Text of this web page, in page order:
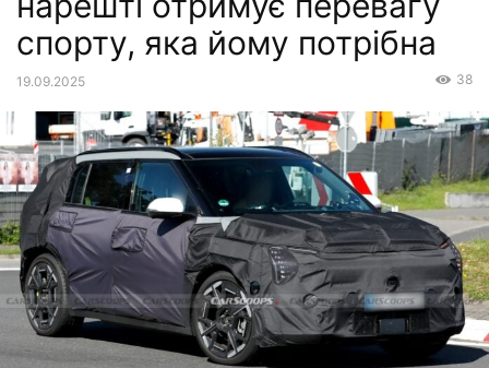
спорту, яка йому потрібна
19.09.2025 38